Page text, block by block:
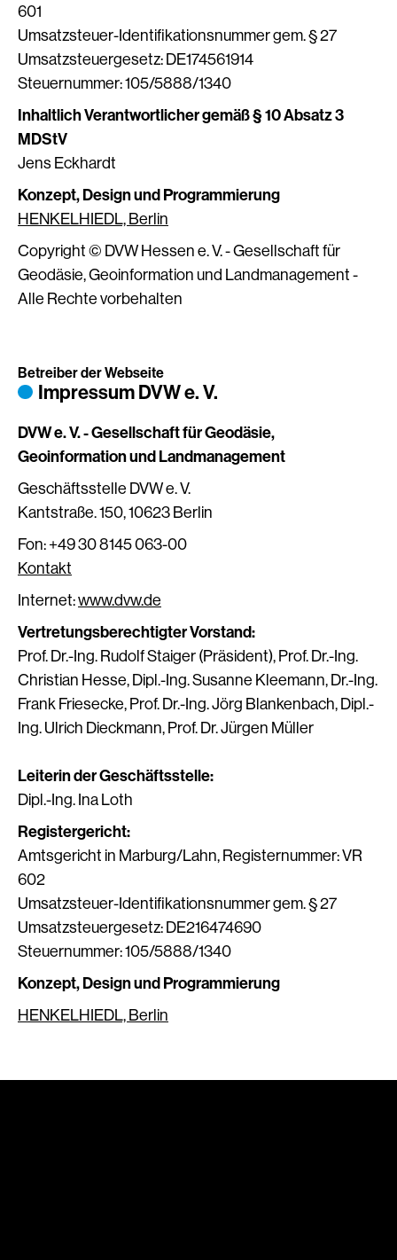
601
Umsatzsteuer-Identifikationsnummer gem. § 27
Umsatzsteuergesetz: DE174561914
Steuernummer: 105/5888/1340
Inhaltlich Verantwortlicher gemäß § 10 Absatz 3
MDStV
Jens Eckhardt
Konzept, Design und Programmierung
HENKELHIEDL, Berlin
Copyright © DVW Hessen e. V. - Gesellschaft für
Geodäsie, Geoinformation und Landmanagement -
Alle Rechte vorbehalten
Impressum DVW e. V.
Betreiber der Webseite
DVW e. V. - Gesellschaft für Geodäsie,
Geoinformation und Landmanagement
Geschäftsstelle DVW e. V.
Kantstraße. 150, 10623 Berlin
Fon: +49 30 8145 063-00
Kontakt
Internet:www.dvw.de
Vertretungsberechtigter Vorstand:
Prof. Dr.-Ing. Rudolf Staiger (Präsident), Prof. Dr.-Ing.
Christian Hesse, Dipl.-Ing. Susanne Kleemann, Dr.-Ing.
Frank Friesecke, Prof. Dr.-Ing. Jörg Blankenbach, Dipl.-
Ing. Ulrich Dieckmann, Prof. Dr. Jürgen Müller
Leiterin der Geschäftsstelle:
Dipl.-Ing. Ina Loth
Registergericht:
Amtsgericht in Marburg/Lahn, Registernummer: VR
602
Umsatzsteuer-Identifikationsnummer gem. § 27
Umsatzsteuergesetz: DE216474690
Steuernummer: 105/5888/1340
Konzept, Design und Programmierung
HENKELHIEDL, Berlin